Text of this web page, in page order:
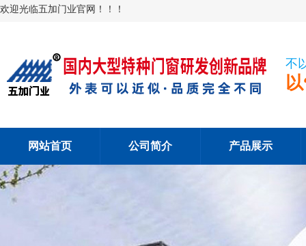
欢迎光临五加门业官网！！！
不
网站首页 公司简介 产品展示